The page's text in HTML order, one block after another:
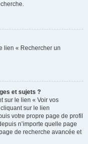
lien « Rechercher un
et sujets ?
sur le lien « Voir vos
sur le lien
votre propre page de profil
n’importe quelle page
de recherche avancée et